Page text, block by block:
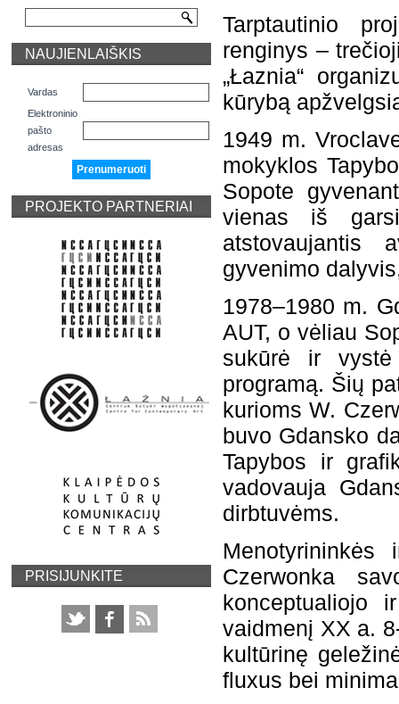
NAUJIENLAIŠKIS
Vardas
Elektroninio
pašto
adresas
PROJEKTO PARTNERIAI
PRISIJUNKITE
Tarptautinio
renginys –
„Łaznia“
kūrybą
1949 m.
mokyklos
Sopote
vienas iš
atstovaujantis
gyvenimo
1978–1980 m.
AUT, o vėliau
sukūrė ir vystė
programą. Šių
kurioms W.
buvo Gdansko
Tapybos ir
vadovauja
dirbtuvėms.
Czerwonka
konceptualiojo
vaidmenį XX a.
kultūrinę
fluxus bei